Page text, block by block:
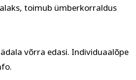
toimub ümberkorraldus
võrra edasi. Individuaalõpe